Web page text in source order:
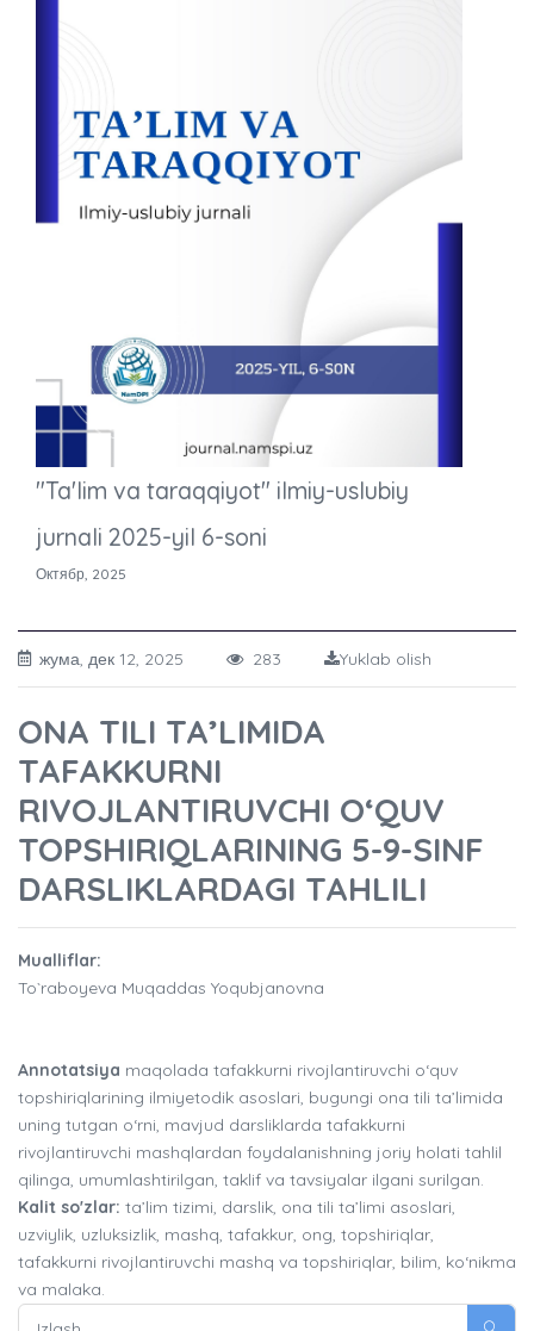
"Ta'lim va taraqqiyot" ilmiy-uslubiy
jurnali 2025-yil 6-soni
Октябр, 2025
жума, дек 12, 2025 283 Yuklab olish
ONA TILI TA’LIMIDA
TAFAKKURNI
RIVOJLANTIRUVCHI O‘QUV
TOPSHIRIQLARINING 5-9-SINF
DARSLIKLARDAGI TAHLILI
Mualliflar:
To`raboyeva Muqaddas Yoqubjanovna
Annotatsiya maqolada tafakkurni rivojlantiruvchi o‘quv
topshiriqlarining ilmiyetodik asoslari, bugungi ona tili ta’limida
uning tutgan o‘rni, mavjud darsliklarda tafakkurni
rivojlantiruvchi mashqlardan foydalanishning joriy holati tahlil
qilinga, umumlashtirilgan, taklif va tavsiyalar ilgani surilgan.
Kalit so'zlar: ta’lim tizimi, darslik, ona tili ta’limi asoslari,
uzviylik, uzluksizlik, mashq, tafakkur, ong, topshiriqlar,
tafakkurni rivojlantiruvchi mashq va topshiriqlar, bilim, ko‘nikma
va malaka.